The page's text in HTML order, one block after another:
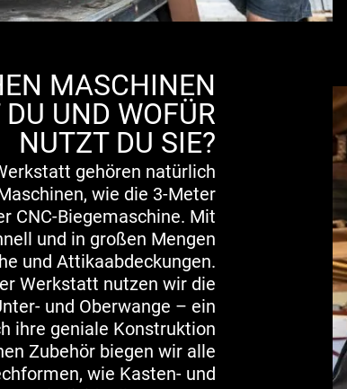
MASCHINEN
UND WOFÜR
NUTZT DU SIE?
gehören natürlich
wie die 3-Meter
CNC-Biegemaschine. Mit
und in großen Mengen
und Attikaabdeckungen.
Werkstatt nutzen wir die
und Oberwange – ein
ihre geniale Konstruktion
Zubehör biegen wir alle
wie Kasten- und